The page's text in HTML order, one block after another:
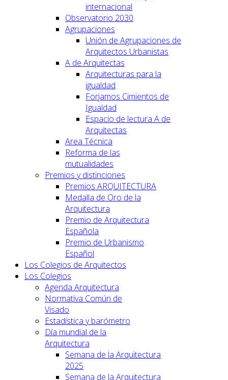
internacional
Observatorio 2030
Agrupaciones
Unión de Agrupaciones de
Arquitectos Urbanistas
A de Arquitectas
Arquitecturas para la
igualdad
Forjamos Cimientos de
Igualdad
Espacio de lectura A de
Arquitectas
Area Técnica
Reforma de las
mutualidades
Premios y distinciones
Premios ARQUITECTURA
Medalla de Oro de la
Arquitectura
Premio de Arquitectura
Española
Premio de Urbanismo
Español
Los Colegios de Arquitectos
Los Colegios
Agenda Arquitectura
Normativa Común de
Visado
Estadística y barómetro
Día mundial de la
Arquitectura
Semana de la Arquitectura
2025
Semana de la Arquitectura